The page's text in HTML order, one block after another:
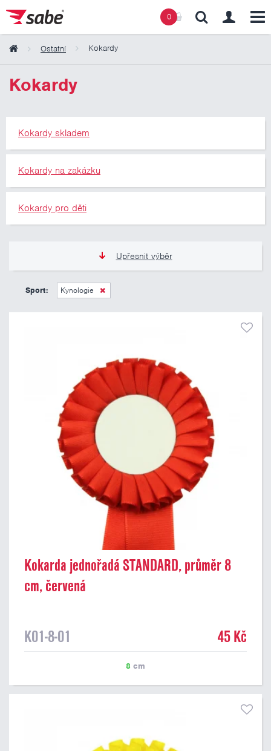
0
Ostatní Kokardy
Kokardy
Kokardy skladem
Kokardy na zakázku
Kokardy pro děti
Upřesnit výběr
45 Kč
Sport: Kynologie
Kokarda jednořadá STANDARD, průměr 8
cm, červená
K01-8-01 45 Kč
8 cm
Obsah košíku